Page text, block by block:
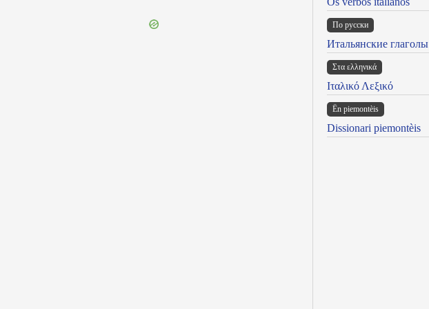
По русски
Итальянские глаголы
Στα ελληνικά
Ιταλικό Λεξικό
Ën piemontèis
Dissionari piemontèis